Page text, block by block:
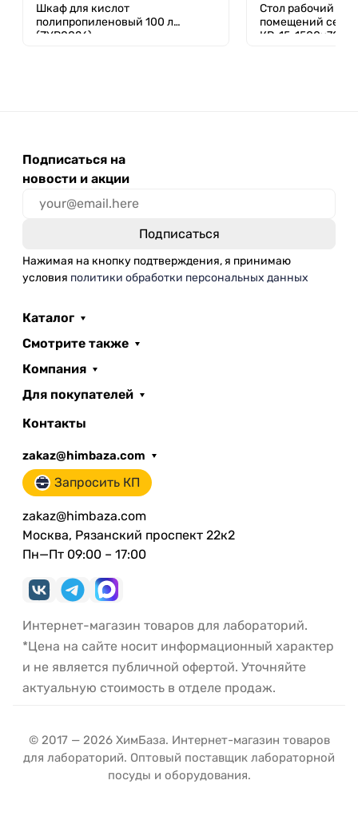
Шкаф для кислот
полипропиленовый 100 л
(ZYP0026)
Стол рабочий
помещений
КР-15, 1500х700
Подписаться на
новости и акции
Нажимая на кнопку подтверждения, я принимаю
условия политики обработки персональных данных
Каталог
Смотрите также
Компания
Для покупателей
Контакты
zakaz@himbaza.com
Запросить КП
zakaz@himbaza.com
Москва, Рязанский проспект 22к2
Пн—Пт 09:00 – 17:00
Интернет-магазин товаров для лабораторий.
*Цена на сайте носит информационный характер
и не является публичной офертой. Уточняйте
актуальную стоимость в отделе продаж.
© 2017 — 2026 ХимБаза. Интернет-магазин товаров
для лабораторий. Оптовый поставщик лабораторной
посуды и оборудования.